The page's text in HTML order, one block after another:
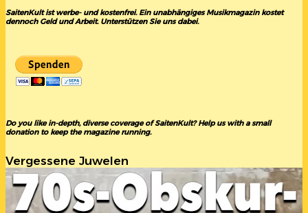
SaitenKult ist werbe- und kostenfrei. Ein unabhängiges Musikmagazin kostet
dennoch Geld und Arbeit. Unterstützen Sie uns dabei.
Do you like in-depth, diverse coverage of SaitenKult? Help us with a small
donation to keep the magazine running.
Vergessene Juwelen